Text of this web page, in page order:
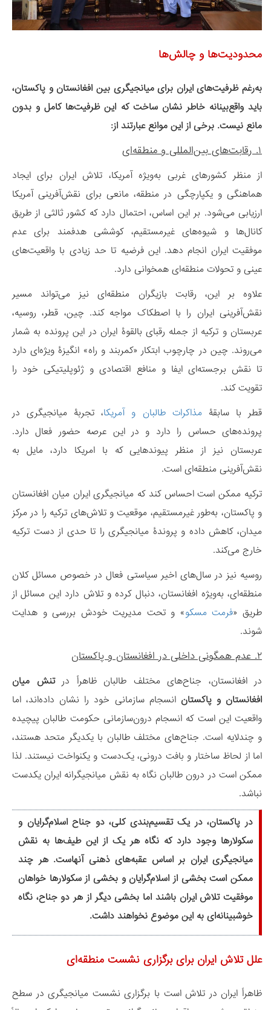
محدودیت‌ها و چالش‌ها
به‌رغم ظرفیت‌های ایران برای میانجیگری بین افغانستان و پاکستان،
باید واقع‌بینانه خاطر نشان ساخت که این ظرفیت‌ها کامل و بدون
مانع نیست. برخی از این موانع عبارتند از:
۱. رقابت‌های بین‌المللی و منطقه‌ای
از منظر کشورهای غربی به‌ویژه آمریکا، تلاش ایران برای ایجاد
هماهنگی و یکپارچگی در منطقه، مانعی برای نقش‌آفرینی آمریکا
ارزیابی می‌شود. بر این اساس، احتمال دارد که کشور ثالثی از طریق
کانال‌ها و شیوه‌های غیرمستقیم، کوششی هدفمند برای عدم
موفقیت ایران انجام دهد. این فرضیه تا حد زیادی با واقعیت‌های
عینی و تحولات منطقه‌ای همخوانی دارد.
علاوه بر این، رقابت بازیگران منطقه‌ای نیز می‌تواند مسیر
نقش‌آفرینی ایران را با اصطکاک مواجه کند. چین، قطر، روسیه،
عربستان و ترکیه از جمله رقبای بالقوۀ ایران در این پرونده به شمار
می‌روند. چین در چارچوب ابتکار «کمربند و راه» انگیزۀ ویژه‌ای دارد
تا نقش برجسته‌ای ایفا و منافع اقتصادی و ژئوپلیتیکی خود را
تقویت کند.
قطر با سابقۀ مذاکرات طالبان و آمریکا، تجربۀ میانجیگری در
پرونده‌های حساس را دارد و در این عرصه حضور فعال دارد.
عربستان نیز از منظر پیوندهایی که با امریکا دارد، مایل به
نقش‌آفرینی منطقه‌ای است.
ترکیه ممکن است احساس کند که میانجیگری ایران میان افغانستان
و پاکستان، به‌طور غیرمستقیم، موقعیت و تلاش‌های ترکیه را در مرکز
میدان، کاهش داده و پروندۀ میانجیگری را تا حدی از دست ترکیه
خارج می‌کند.
روسیه نیز در سال‌های اخیر سیاستی فعال در خصوص مسائل کلان
منطقه‌ای، به‌ویژه افغانستان، دنبال کرده و تلاش دارد این مسائل از
طریق «فرمت مسکو» و تحت مدیریت خودش بررسی و هدایت
شوند.
۲. عدم همگونی داخلی در افغانستان و پاکستان
در افغانستان، جناح‌های مختلف طالبان ظاهراً در تنش میان
افغانستان و پاکستان انسجام سازمانی خود را نشان داده‌اند، اما
واقعیت این است که انسجام درون‌سازمانی حکومت طالبان پیچیده
و چندلایه است. جناح‌های مختلف طالبان با یکدیگر متحد هستند،
اما از لحاظ ساختار و بافت درونی، یک‌دست و یکنواخت نیستند. لذا
ممکن است در درون طالبان نگاه به نقش میانجیگرانه ایران یکدست
نباشد.
در پاکستان، در یک تقسیم‌بندی کلی، دو جناح اسلام‌گرایان و
سکولارها وجود دارد که نگاه هر یک از این طیف‌ها به نقش
میانجیگری ایران بر اساس عقبه‌های ذهنی آنهاست. هر چند
ممکن است بخشی از اسلام‌گرایان و بخشی از سکولارها خواهان
موفقیت تلاش ایران باشند اما بخشی دیگر از هر دو جناح، نگاه
خوشبینانه‌ای به این موضوع نخواهند داشت.
علل تلاش ایران برای برگزاری نشست منطقه‌ای
ظاهراً ایران در تلاش است با برگزاری نشست میانجیگری در سطح